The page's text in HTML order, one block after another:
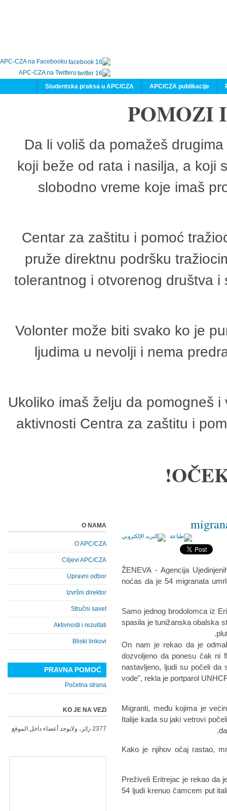
APC-CZA na Facebooku
APC-CZA na Twitteru
APC/CZA publikacije
Studentska praksa u APC/CZA
POMOZI
Da li voliš da pomažeš
koji beže od rata i nasilja, a koji
slobodno vreme koje imaš
Centar za zaštitu i pomoć
pruže direktnu podršku
tolerantnog i otvorenog društva
Volonter može biti svako ko je
ljudima u nevolji i nema
Ukoliko imaš želju da pomogneš
aktivnosti Centra za zaštitu i
ŽENEVA - Agencija
noćas da je 54 migranata
Samo jednog brodolomca iz
spasila je tunižanska obalska
"On nam je rekao da je
dozvoljeno da ponesu čak ni
nastavljeno, ljudi su počeli
vode", rekla je portparol
Migranti, među kojima je
Italije kada su jaki vetrovi
Kako je njihov očaj rastao,
Preživeli Eritrejac je rekao da
54 ljudi krenuo čamcem put
O NAMA
O APC/CZA
Ciljevi APC/CZA
Upravni odbor
Izvršni direktor
Stručni savet
Aktivnosti i rezultati
Bliski linkovi
PRAVNA POMOĆ
Početna strana
KO JE NA VEZI
2377 زائر، ولايوجد أعضاء داخل الموقع